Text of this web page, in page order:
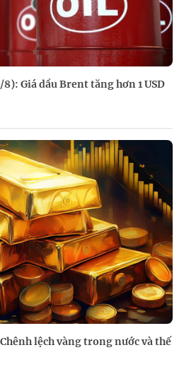
Giá dầu Brent tăng hơn 1 USD
lệch vàng trong nước và thế